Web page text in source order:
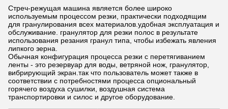
Стреч-режущая машина является более широко
используемым процессом резки, практически подходящим
для гранулирования всех материалов.удобная эксплуатация и
обслуживание. гранулятор для резки полос в результате
использования резания гранул типа, чтобы избежать явления
липкого зерна.
Обычная конфигурация процесса резки с перетягиванием
ленты - это резервуар для воды, ветряной нож, гранулятор,
вибрирующий экран.так что пользователь может также в
соответствии с потребностями процесса опциональный
горячего воздуха сушилки, воздушная система
транспортировки и силос и другое оборудование.